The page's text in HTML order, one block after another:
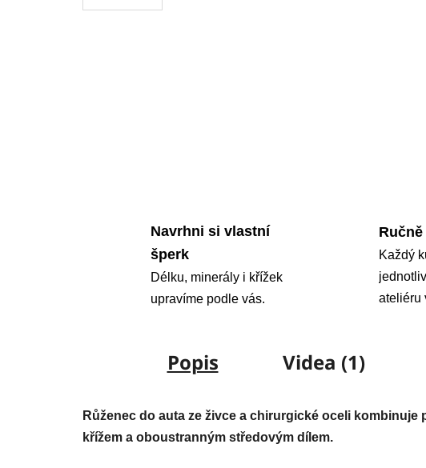
Navrhni si vlastní
šperk
Délku, minerály i křížek
upravíme podle vás.
Každý
ateliéru
Popis Videa (1)
Růženec do auta ze živce a chirurgické oceli kombinuje
křížem a oboustranným středovým dílem.